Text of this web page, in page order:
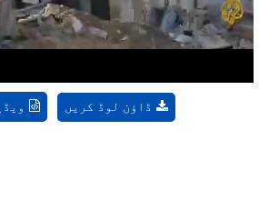
Video
ڈاؤن لوڈ کریں